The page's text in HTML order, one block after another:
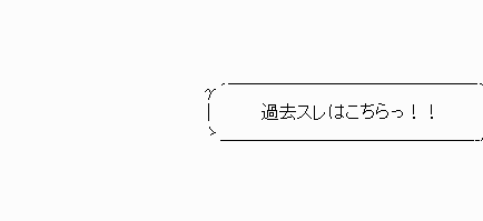
／:.に二二
〃:./∧:.:.:l:ﾄ
/:!:.:l:.{+ﾍ:/ﾄ ｨ=
γ´￣￣￣￣￣￣￣￣￣￣￣￣￣￣｀ヽ
| 過去スレはこちらっ！！ ＞
ゝ＿＿＿＿＿＿＿＿＿＿＿＿＿＿__,
《 }:.:.厂/
ヽ.lヾm':.
}ゝ介
__.人_lj_lj_